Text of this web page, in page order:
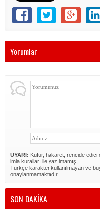
Yorumlar
UYARI: Küfür, hakaret, rencide edici
imla kuralları ile yazılmamış,
Türkçe karakter kullanılmayan ve
onaylanmamaktadır.
SON DAKİKA